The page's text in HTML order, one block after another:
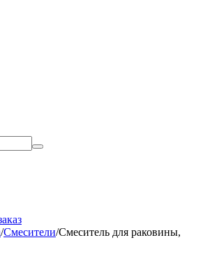
/Смесители/Смеситель для раковины,